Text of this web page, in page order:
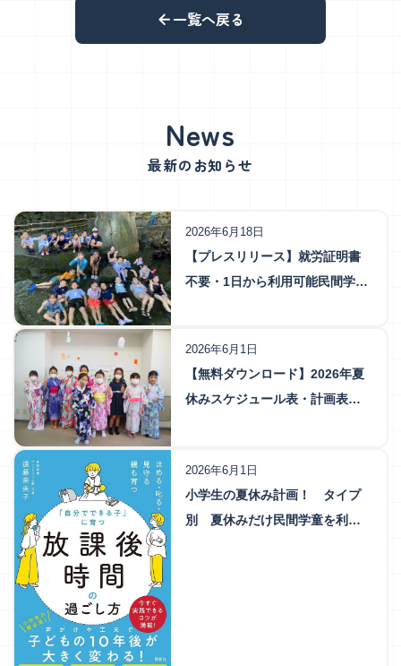
一覧へ戻る
最新のお知らせ
2026年6月18日
【プレスリリース】就労証明書
不要・1日から利用可能民間学童
始
2026年6月1日
【無料ダウンロード】2026年夏
休みスケジュール表・計画表
2026年6月1日
小学生の夏休み計画！ タイプ
別 夏休みだけ民間学童を利用